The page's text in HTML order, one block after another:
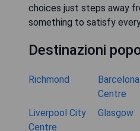
choices just steps away
something to satisfy
Destinazioni
Richmond
Centre
Liverpool City
Centre
Glasgow